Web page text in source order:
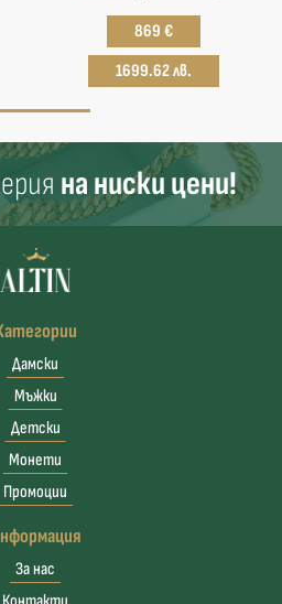
869 €
1699.62 лв.
на ниски цени!
Дамски
Мъжки
Детски
Монети
Промоции
За нас